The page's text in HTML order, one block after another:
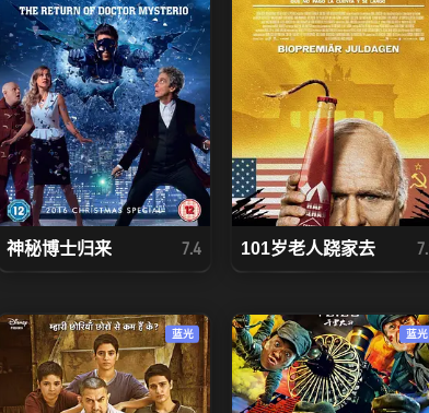
神秘博士归来 7.4 101岁老人跷家去
蓝光 蓝光